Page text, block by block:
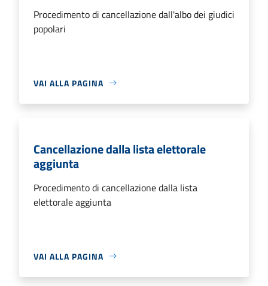
Procedimento di cancellazione dall'albo dei giudici
popolari
VAI ALLA PAGINA
Cancellazione dalla lista elettorale
aggiunta
Procedimento di cancellazione dalla lista
elettorale aggiunta
VAI ALLA PAGINA